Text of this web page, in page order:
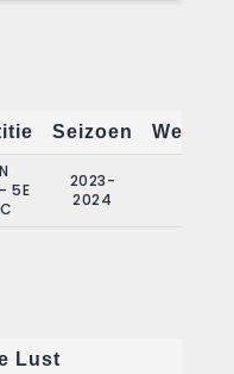
Seizoen
5E
2023-
2024
Lust